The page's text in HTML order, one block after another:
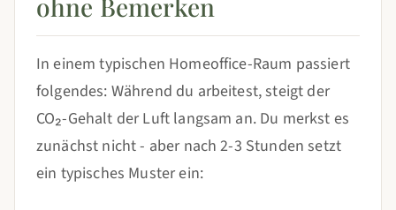
ohne Bemerken
In einem typischen Homeoffice-Raum passiert
folgendes: Während du arbeitest, steigt der
CO₂-Gehalt der Luft langsam an. Du merkst es
zunächst nicht - aber nach 2-3 Stunden setzt
ein typisches Muster ein: